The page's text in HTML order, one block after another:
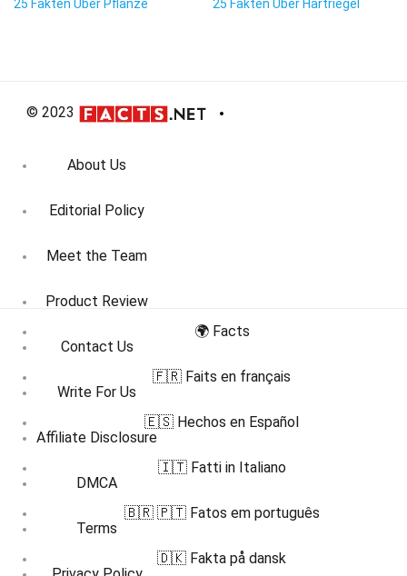
25 Fakten Über Pflanze 25 Fakten Über Hartriegel
© 2023
About Us
Editorial Policy
Meet the Team
Product Review
Contact Us
Write For Us
Affiliate Disclosure
DMCA
Terms
🌍 Facts
🇫🇷 Faits en français
🇪🇸 Hechos en Español
🇮🇹 Fatti in Italiano
🇧🇷 🇵🇹 Fatos em português
🇩🇰 Fakta på dansk